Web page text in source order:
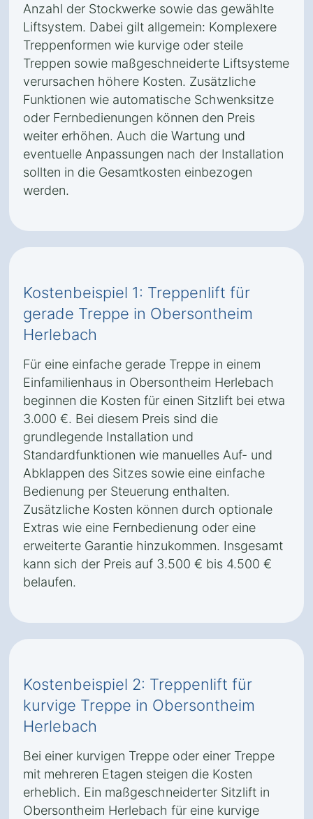
Anzahl der Stockwerke sowie das gewählte
Liftsystem. Dabei gilt allgemein: Komplexere
Treppenformen wie kurvige oder steile
Treppen sowie maßgeschneiderte Liftsysteme
verursachen höhere Kosten. Zusätzliche
Funktionen wie automatische Schwenksitze
oder Fernbedienungen können den Preis
weiter erhöhen. Auch die Wartung und
eventuelle Anpassungen nach der Installation
sollten in die Gesamtkosten einbezogen
werden.
Kostenbeispiel 1: Treppenlift für
gerade Treppe in Obersontheim
Herlebach
Für eine einfache gerade Treppe in einem
Einfamilienhaus in Obersontheim Herlebach
beginnen die Kosten für einen Sitzlift bei etwa
3.000 €. Bei diesem Preis sind die
grundlegende Installation und
Standardfunktionen wie manuelles Auf- und
Abklappen des Sitzes sowie eine einfache
Bedienung per Steuerung enthalten.
Zusätzliche Kosten können durch optionale
Extras wie eine Fernbedienung oder eine
erweiterte Garantie hinzukommen. Insgesamt
kann sich der Preis auf 3.500 € bis 4.500 €
belaufen.
Kostenbeispiel 2: Treppenlift für
kurvige Treppe in Obersontheim
Herlebach
Bei einer kurvigen Treppe oder einer Treppe
mit mehreren Etagen steigen die Kosten
erheblich. Ein maßgeschneiderter Sitzlift in
Obersontheim Herlebach für eine kurvige